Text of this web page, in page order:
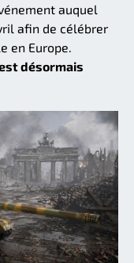
auquel
afin de célébrer
en Europe.
désormais